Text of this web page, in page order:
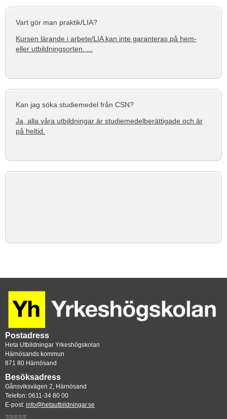
Vart gör man praktik/LIA?
Kursen lärande i arbete/LIA kan inte garanteras på hem-
eller utbildningsorten. ...
Kan jag söka studiemedel från CSN?
Ja, alla våra utbildningar är studiemedelberättigade och är
på heltid.
Postadress
Heta Utbildningar Yrkeshögskolan
Härnösands kommun
871 80 Härnösand
Besöksadress
Gånsviksvägen 2, Härnösand
Telefon: 0611-34 80 00
E-post: info@hetautbildningar.se